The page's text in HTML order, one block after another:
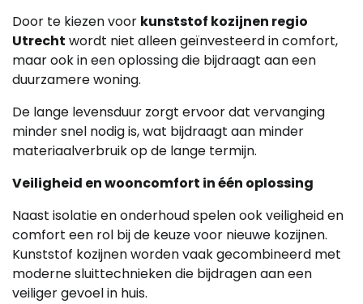
Door te kiezen voor kunststof kozijnen regio
Utrecht wordt niet alleen geïnvesteerd in comfort,
maar ook in een oplossing die bijdraagt aan een
duurzamere woning.
De lange levensduur zorgt ervoor dat vervanging
minder snel nodig is, wat bijdraagt aan minder
materiaalverbruik op de lange termijn.
Veiligheid en wooncomfort in één oplossing
Naast isolatie en onderhoud spelen ook veiligheid en
comfort een rol bij de keuze voor nieuwe kozijnen.
Kunststof kozijnen worden vaak gecombineerd met
moderne sluittechnieken die bijdragen aan een
veiliger gevoel in huis.